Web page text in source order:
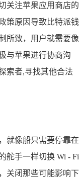
关注苹果应用商店的
策原因导致比特派钱
所致，用户就需要像
与苹果进行协商沟
索者,寻找其他合法
就像船只需要停靠在
舵手一样切换 Wi - Fi
关闭那些可能影响下